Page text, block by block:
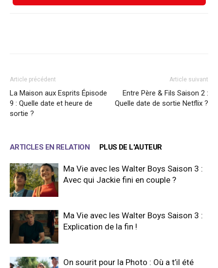
Article précédent
La Maison aux Esprits Épisode
9 : Quelle date et heure de
sortie ?
Article suivant
Entre Père & Fils Saison 2 :
Quelle date de sortie Netflix ?
ARTICLES EN RELATION PLUS DE L'AUTEUR
Ma Vie avec les Walter Boys Saison 3 :
Avec qui Jackie fini en couple ?
Ma Vie avec les Walter Boys Saison 3 :
Explication de la fin !
On sourit pour la Photo : Où a t’il été